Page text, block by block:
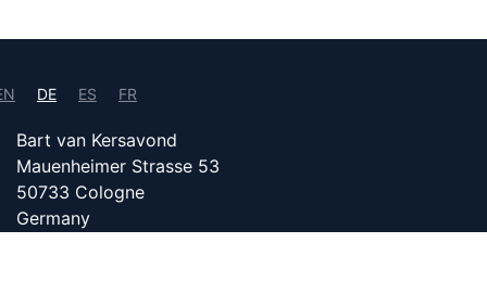
DE ES FR
Bart van Kersavond
Mauenheimer Strasse 53
50733 Cologne
Germany